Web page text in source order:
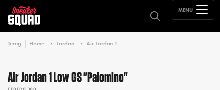
MENU
Terug Home Jordan Air Jordan 1
Air Jordan 1 Low GS "Palomino"